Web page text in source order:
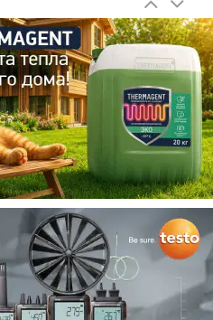
Гибридный тепловой насос PV/T
с одним общим испарителем
Исследователи предложили
конструкцию двухисточникового ...
ВЧЕРА
21-й ежегодный форум
«ЦОД-2026»
Мероприятие пройдет 2-3 сентября в
отеле Radisson Slavyanskaya. Форум
посетит более двух тысяч участников ...
ВЧЕРА
Китайская Shenling представила
линейку тепловых насосов
«воздух-вода» на R290
Серия ThermaX R290 All-In-One
включает три модели ...
4 АВГУСТА 2026